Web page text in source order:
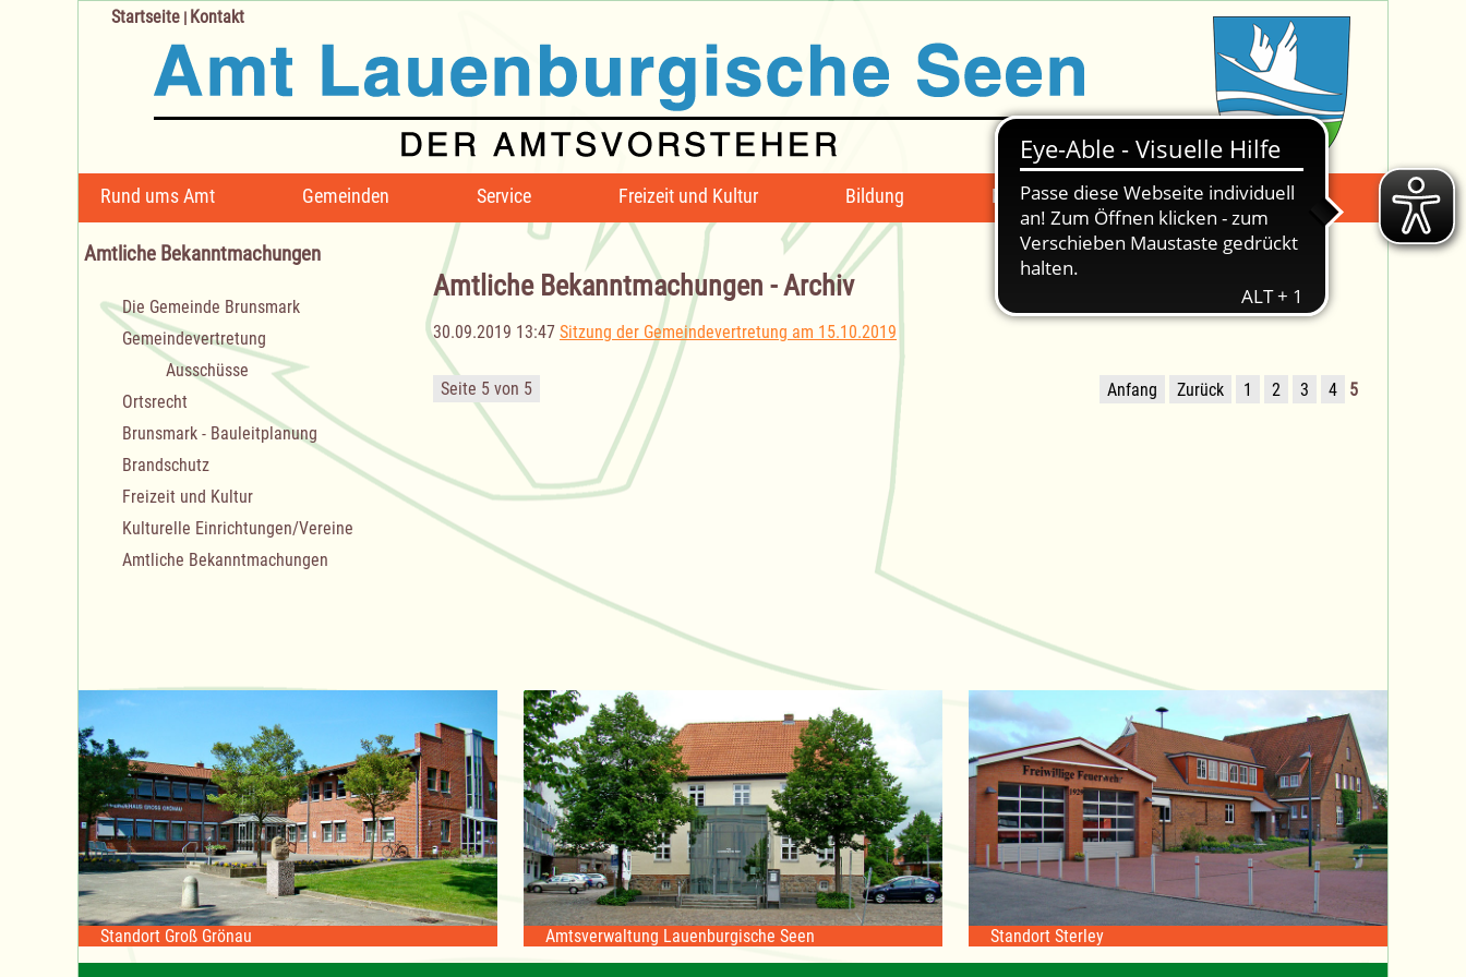
Navigation
überspringen
Rund ums Amt Gemeinden Service Freizeit und Kultur Bildung Mängelmeldung Suche -
Startseite | Kontakt
Amtliche Bekanntmachungen - Archiv
30.09.2019 13:47 Sitzung der Gemeindevertretung am 15.10.2019
Seite 5 von 5 Anfang Zurück 1 2 3 4 5
Amtliche Bekanntmachungen
Navigation
überspringen
Die Gemeinde Brunsmark
Gemeindevertretung
Ausschüsse
Ortsrecht
Brunsmark - Bauleitplanung
Brandschutz
Freizeit und Kultur
Kulturelle Einrichtungen/Vereine
Amtliche Bekanntmachungen
Standort Groß Grönau Amtsverwaltung Lauenburgische Seen Standort Sterley